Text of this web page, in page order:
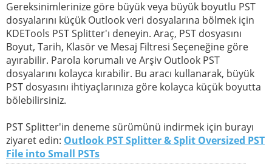
Gereksinimlerinize göre büyük veya büyük boyutlu PST
dosyalarını küçük Outlook veri dosyalarına bölmek için
KDETools PST Splitter'ı deneyin. Araç, PST dosyasını
Boyut, Tarih, Klasör ve Mesaj Filtresi Seçeneğine göre
ayırabilir. Parola korumalı ve Arşiv Outlook PST
dosyalarını kolayca kırabilir. Bu aracı kullanarak, büyük
PST dosyasını ihtiyaçlarınıza göre kolayca küçük boyutta
bölebilirsiniz.
PST Splitter'in deneme sürümünü indirmek için burayı
ziyaret edin: Outlook PST Splitter & Split Oversized PST
File into Small PSTs